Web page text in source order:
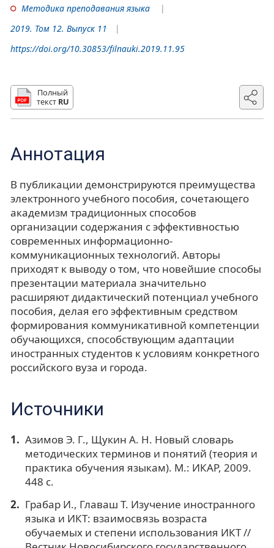
Методика преподавания языка
2019. Том 12. Выпуск 11
https://doi.org/10.30853/filnauki.2019.11.95
Полный
текст RU
Аннотация
В публикации демонстрируются преимущества
электронного учебного пособия, сочетающего
академизм традиционных способов
организации содержания с эффективностью
современных информационно-
коммуникационных технологий. Авторы
приходят к выводу о том, что новейшие способы
презентации материала значительно
расширяют дидактический потенциал учебного
пособия, делая его эффективным средством
формирования коммуникативной компетенции
обучающихся, способствующим адаптации
иностранных студентов к условиям конкретного
российского вуза и города.
Источники
Азимов Э. Г., Щукин А. Н. Новый словарь
методических терминов и понятий (теория и
практика обучения языкам). М.: ИКАР, 2009.
448 с.
Грабар И., Главаш Т. Изучение иностранного
языка и ИКТ: взаимосвязь возраста
обучаемых и степени использования ИКТ //